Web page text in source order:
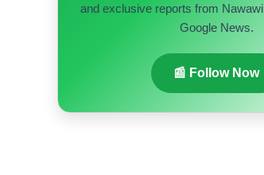
and exclusive reports from
Google News.
📰 Follow Now